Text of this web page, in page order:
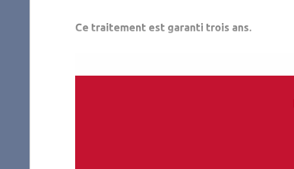
Ce traitement est garanti trois ans.